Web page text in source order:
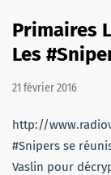
Primaires
Les
21 février 2016
http://
#Snipers se
Vaslin pour